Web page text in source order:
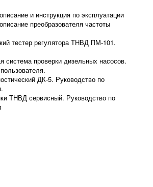
и инструкция по эксплуатации
преобразователя частоты
тестер регулятора ТНВД ПМ-101.
система проверки дизельных насосов.
ДК-5. Руководство по
ТНВД сервисный. Руководство по